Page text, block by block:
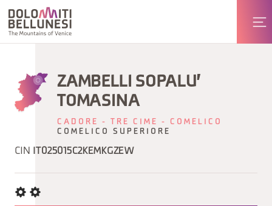
ZAMBELLI SOPALU'
TOMASINA
CADORE - TRE CIME - COMELICO
COMELICO SUPERIORE
CIN IT025015C2KEMKGZEW